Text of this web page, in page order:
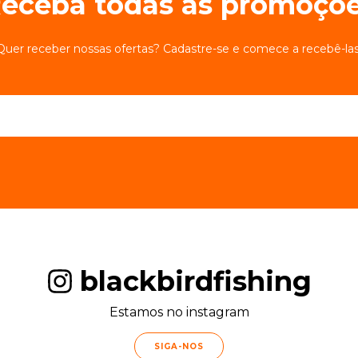
receber nossas ofertas? Cadastre-se e comece a recebê-
blackbirdfishing
Estamos no instagram
SIGA-NOS